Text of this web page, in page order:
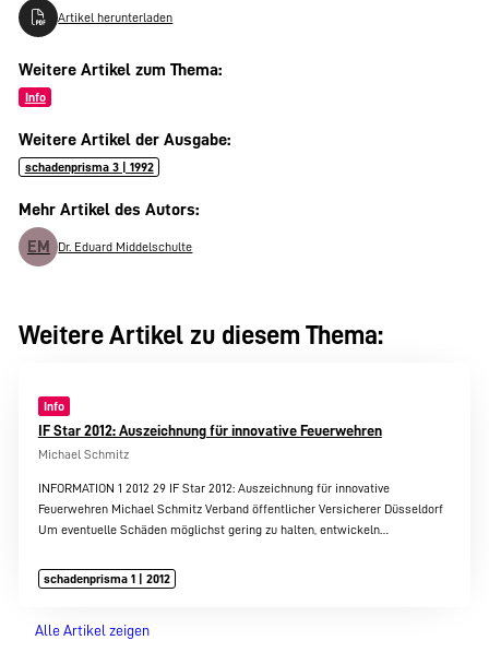
Artikel herunterladen
Weitere Artikel zum Thema:
Info
Weitere Artikel der Ausgabe:
schadenprisma 3 | 1992
Mehr Artikel des Autors:
EM Dr. Eduard Middelschulte
Weitere Artikel zu diesem Thema:
Info
IF Star 2012: Auszeichnung für innovative Feuerwehren
Michael Schmitz
INFORMATION 1 2012 29 IF Star 2012: Auszeichnung für innovative
Feuerwehren Michael Schmitz Verband öffentlicher Versicherer Düsseldorf
Um eventuelle Schäden möglichst gering zu halten, entwickeln…
schadenprisma 1 | 2012
Alle Artikel zeigen